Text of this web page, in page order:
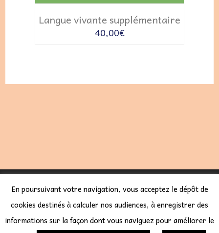
Langue vivante supplémentaire
40,00€
LES COURS SÉBAL 2023 -CGV-POLITIQUE DE
CONFIDENTIALITÉ-CODEUR SITE WORDPRESS
: CYBERFR
En poursuivant votre navigation, vous acceptez le dépôt de
cookies destinés à calculer nos audiences, à enregistrer des
informations sur la façon dont vous naviguez pour améliorer le